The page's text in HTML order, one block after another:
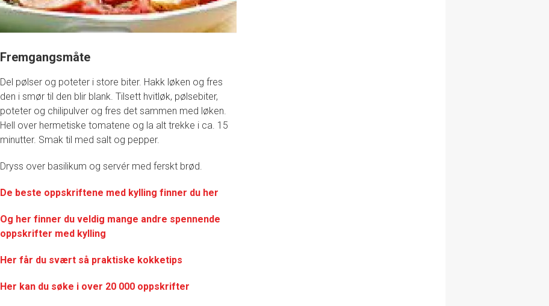
Fremgangsmåte
Del pølser og poteter i store biter. Hakk løken og fres
den i smør til den blir blank. Tilsett hvitløk, pølsebiter,
poteter og chilipulver og fres det sammen med løken.
Hell over hermetiske tomatene og la alt trekke i ca. 15
minutter. Smak til med salt og pepper.
Dryss over basilikum og servér med ferskt brød.
De beste oppskriftene med kylling finner du her
Og her finner du veldig mange andre spennende
oppskrifter med kylling
Her får du svært så praktiske kokketips
Her kan du søke i over 20 000 oppskrifter